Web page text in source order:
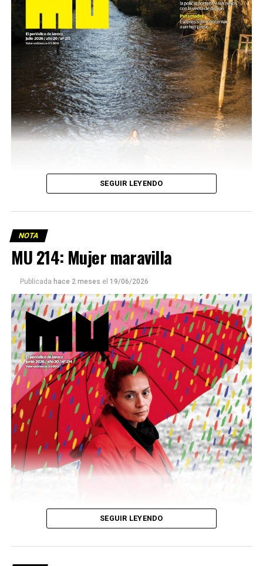
Este número 215 de MU ☝️viene con doble tapa, que
podría ser una frase:
Sin chamuyo, a remarla.
Descargar la Mu en PDF
SEGUIR LEYENDO
NOTA
MU 214: Mujer maravilla
Publicada hace 2 meses el 19/06/2026
SEGUIR LEYENDO